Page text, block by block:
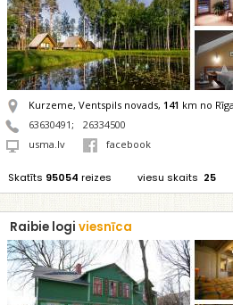
Kurzeme, Ventspils novads, 141 km no
63630491 ;
26334500
usma.lv
facebook
Skatīts 95054 reizes viesu skaits 25
Raibie logi viesnīca